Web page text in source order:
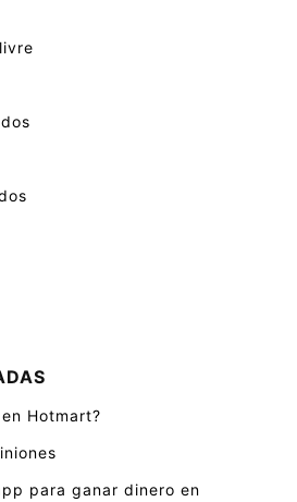
Hotmart?
para ganar dinero en